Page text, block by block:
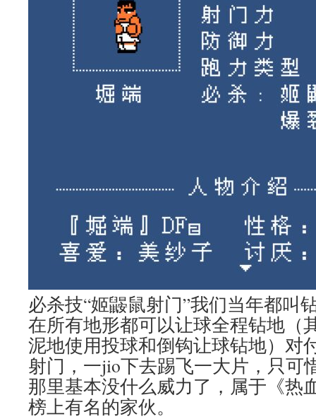
必杀技“姬鼹鼠射门”我们当年都叫
在所有地形都可以让球全程钻地（
泥地使用投球和倒钩让球钻地）对
射门，一jio下去踢飞一大片，只可
那里基本没什么威力了，属于《热
榜上有名的家伙。